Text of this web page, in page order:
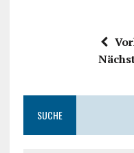
SUCHE